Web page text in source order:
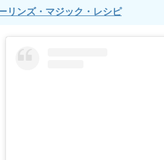
リンズ・マジック・レシピ